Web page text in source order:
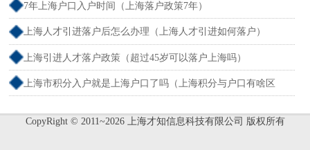
7年上海户口入户时间（上海落户政策7年）
上海人才引进落户后怎么办理（上海人才引进如何落户）
上海引进人才落户政策（超过45岁可以落户上海吗）
上海市积分入户就是上海户口了吗（上海积分与户口有啥区
CopyRight © 2011~2026 上海才知信息科技有限公司 版权所有